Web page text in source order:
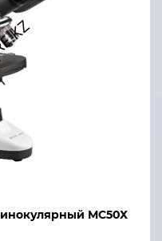
МС50Х